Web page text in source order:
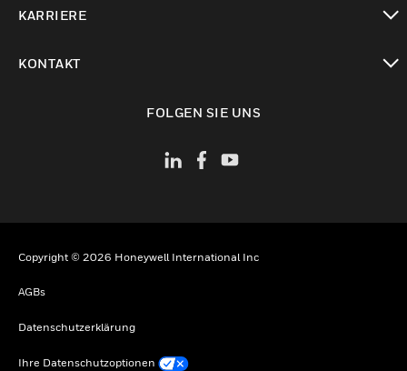
KARRIERE
KONTAKT
FOLGEN SIE UNS
Copyright © 2026 Honeywell International Inc
AGBs
Datenschutzerklärung
Ihre Datenschutzoptionen